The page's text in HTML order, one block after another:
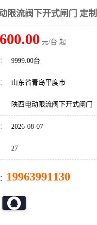
限流阀下开式闸门 定
600.00 元/台 起
9999.00台
山东省青岛平度市
陕西电动限流阀下开式闸门
2026-08-07
27
19963991130